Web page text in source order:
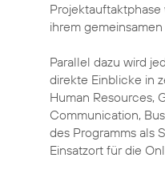
ihrem
Parallel dazu wird
direkte Einblicke in
Human Resources,
Communication,
des Programms als
Einsatzort für die